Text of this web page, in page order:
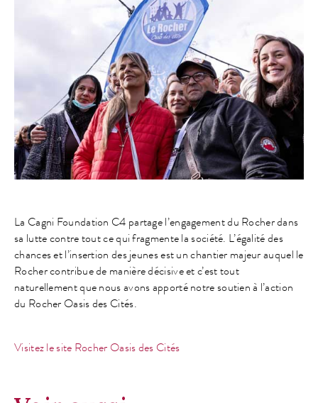
La Cagni Foundation C4 partage l’engagement du Rocher dans
sa lutte contre tout ce qui fragmente la société. L’égalité des
chances et l’insertion des jeunes est un chantier majeur auquel le
Rocher contribue de manière décisive et c’est tout
naturellement que nous avons apporté notre soutien à l’action
du Rocher Oasis des Cités.
Visitez le site Rocher Oasis des Cités